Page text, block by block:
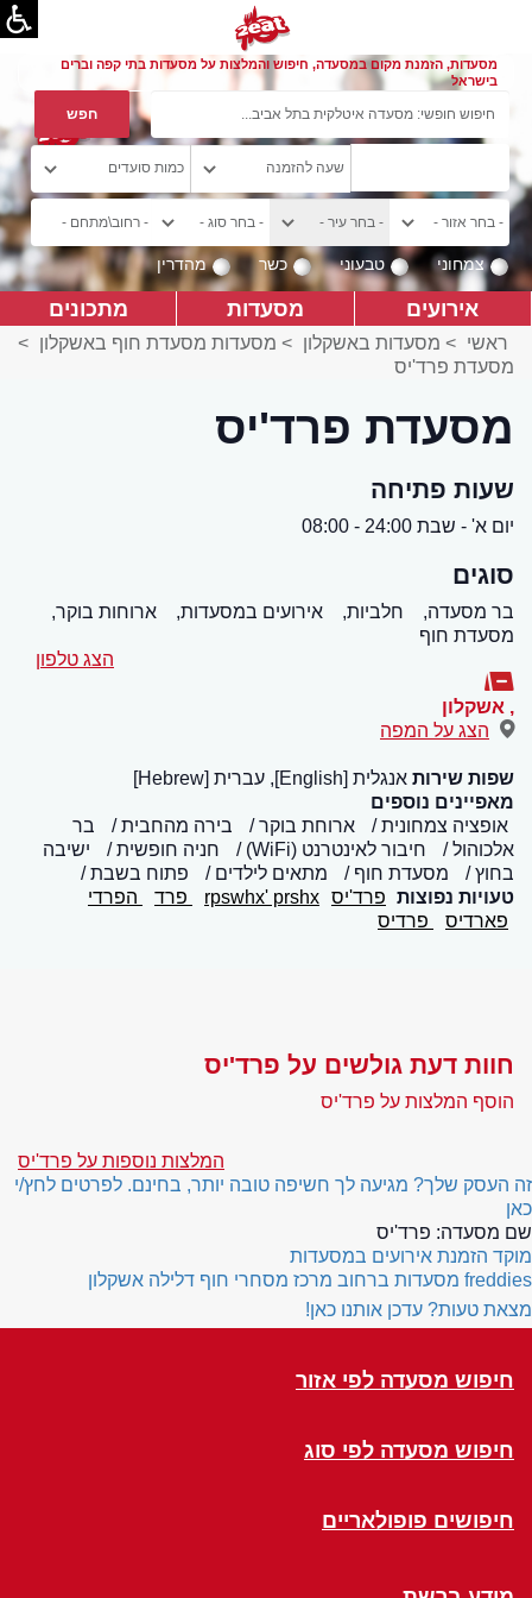
מסעדות, הזמנת מקום במסעדה, חיפוש והמלצות על מסעדות בתי קפה וברים
בישראל
צמחוני טבעוני כשר מהדרין
אירועים מסעדות מתכונים
ראשי > מסעדות באשקלון > מסעדות מסעדת חוף באשקלון >
מסעדת פרד'יס
מסעדת פרד'יס
שעות פתיחה
יום א' - שבת 24:00 - 08:00
סוגים
בר מסעדה, חלביות, אירועים במסעדות,
ארוחות בוקר,
מסעדת חוף
הצג טלפון
, אשקלון
הצג על המפה
שפות שירות אנגלית [English], עברית [Hebrew]
מאפיינים נוספים
אופציה צמחונית
ארוחת בוקר בירה מהחבית
בר
אלכוהול
חיבור לאינטרנט (WiFi) חניה חופשית
ישיבה
בחוץ
מסעדת חוף מתאים לילדים
פתוח בשבת
טעויות נפוצות פרד'יס rpswhx' prshx פרד
הפרדי
פארדיס
פרדיס
חוות דעת גולשים על פרד'יס
הוסף המלצות על פרד'יס
המלצות נוספות על פרד'יס
זה העסק שלך? מגיעה לך חשיפה טובה יותר, בחינם. לפרטים לחץ/י
כאן
שם מסעדה: פרד'יס
מוקד הזמנת אירועים במסעדות
freddies מסעדות ברחוב מרכז מסחרי חוף דלילה אשקלון
מצאת טעות? עדכן אותנו כאן!
חיפוש מסעדה לפי אזור
חיפוש מסעדה לפי סוג
חיפושים פופולאריים